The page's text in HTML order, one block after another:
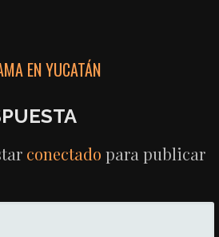
EN YUCATÁN
conectado para publicar